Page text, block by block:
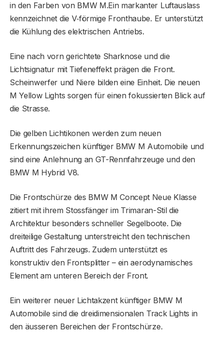
in den Farben von BMW M.Ein markanter Luftauslass
kennzeichnet die V‑förmige Fronthaube. Er unterstützt
die Kühlung des elektrischen Antriebs.
Eine nach vorn gerichtete Sharknose und die
Lichtsignatur mit Tiefeneffekt prägen die Front.
Scheinwerfer und Niere bilden eine Einheit. Die neuen
M Yellow Lights sorgen für einen fokussierten Blick auf
die Strasse.
Die gelben Lichtikonen werden zum neuen
Erkennungszeichen künftiger BMW M Automobile und
sind eine Anlehnung an GT-Rennfahrzeuge und den
BMW M Hybrid V8.
Die Frontschürze des BMW M Concept Neue Klasse
zitiert mit ihrem Stossfänger im Trimaran-Stil die
Architektur besonders schneller Segelboote. Die
dreiteilige Gestaltung unterstreicht den technischen
Auftritt des Fahrzeugs. Zudem unterstützt es
konstruktiv den Frontsplitter – ein aerodynamisches
Element am unteren Bereich der Front.
Ein weiterer neuer Lichtakzent künftiger BMW M
Automobile sind die dreidimensionalen Track Lights in
den äusseren Bereichen der Frontschürze.